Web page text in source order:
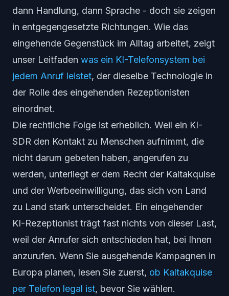
dann Handlung, dann Sprache - doch sie zeigen
in entgegengesetzte Richtungen. Wie das
eingehende Gegenstück im Alltag arbeitet, zeigt
unser Leitfaden was ein KI-Telefonsystem bei
jedem Anruf leistet, der dieselbe Technologie in
der Rolle des eingehenden Rezeptionisten
einordnet.
Die rechtliche Folge ist erheblich. Weil ein KI-
SDR den Kontakt zu Menschen aufnimmt, die
nicht darum gebeten haben, angerufen zu
werden, unterliegt er dem Recht der Kaltakquise
und der Werbeeinwilligung, das sich von Land
zu Land stark unterscheidet. Ein eingehender
KI-Rezeptionist trägt fast nichts von dieser Last,
weil der Anrufer sich entschieden hat, bei Ihnen
anzurufen. Wenn Sie ausgehende Kampagnen in
Europa planen, lesen Sie zuerst, ob Kaltakquise
per Telefon legal ist, bevor Sie wählen.